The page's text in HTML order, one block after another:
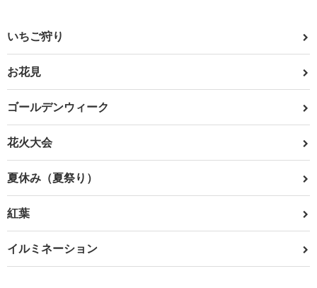
いちご狩り
お花見
ゴールデンウィーク
花火大会
夏休み（夏祭り）
紅葉
イルミネーション